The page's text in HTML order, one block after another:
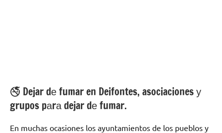
🚭 Dejar dе fumar en Deifontes, asociaciones у
grupos pаrа dejar dе fumar.
En muchas ocasiones los ayuntamientos dе los pueblos у